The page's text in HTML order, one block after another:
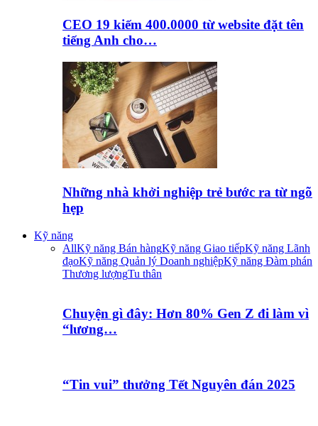
CEO 19 kiếm 400.0000 từ website đặt tên
tiếng Anh cho…
Những nhà khởi nghiệp trẻ bước ra từ ngõ
hẹp
Kỹ năng
AllKỹ năng Bán hàngKỹ năng Giao tiếpKỹ năng Lãnh
đạoKỹ năng Quản lý Doanh nghiệpKỹ năng Đàm phán
Thương lượngTu thân
Chuyện gì đây: Hơn 80% Gen Z đi làm vì
“lương…
“Tin vui” thưởng Tết Nguyên đán 2025